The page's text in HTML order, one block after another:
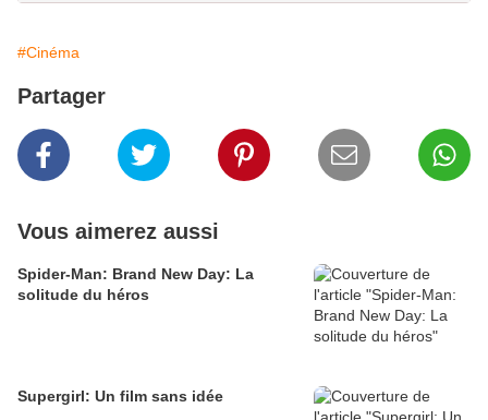
#Cinéma
Partager
Vous aimerez aussi
Spider-Man: Brand New Day: La
solitude du héros
Supergirl: Un film sans idée